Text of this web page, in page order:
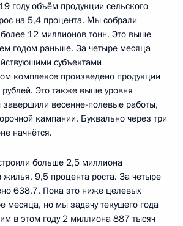
году объём продукции сельского
на 5,4 процента. Мы собрали
12 миллионов тонн. Это выше
годом раньше. За четыре месяца
субъектами
комплексе произведено продукции
Это также выше уровня
весенне-полевые работы,
кампании. Буквально через три
начнётся.
больше 2,5 миллиона
жилья, 9,5 процента роста. За четыре
638,7. Пока это ниже целевых
месяца, но мы задачу текущего года
в этом году 2 миллиона 887 тысяч